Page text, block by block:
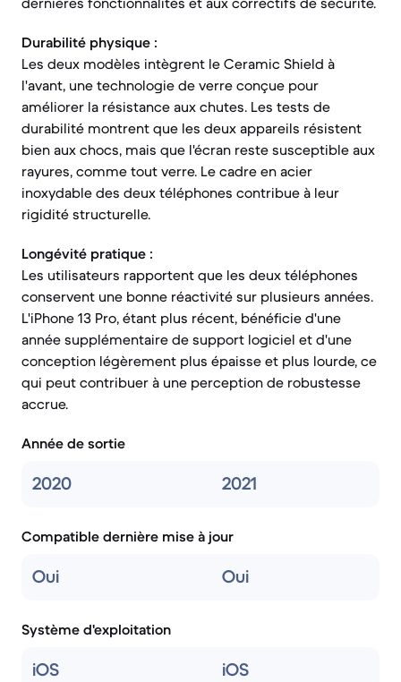
Durabilité physique :
Les deux modèles intègrent le Ceramic Shield à
l'avant, une technologie de verre conçue pour
améliorer la résistance aux chutes. Les tests de
durabilité montrent que les deux appareils résistent
bien aux chocs, mais que l'écran reste susceptible aux
rayures, comme tout verre. Le cadre en acier
inoxydable des deux téléphones contribue à leur
rigidité structurelle.
Longévité pratique :
Les utilisateurs rapportent que les deux téléphones
conservent une bonne réactivité sur plusieurs années.
L'iPhone 13 Pro, étant plus récent, bénéficie d'une
année supplémentaire de support logiciel et d'une
conception légèrement plus épaisse et plus lourde, ce
qui peut contribuer à une perception de robustesse
accrue.
Année de sortie
2020 2021
Compatible dernière mise à jour
Oui Oui
Système d'exploitation
iOS iOS